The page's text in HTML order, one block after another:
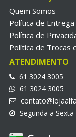
Quem Somos
Política de
Política de
Política de Trocas
ATENDIMENTO
61 3024 3005
61 3024 3005
Segunda a